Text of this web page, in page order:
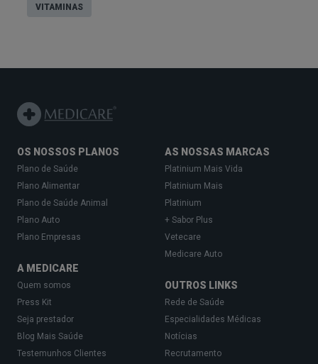
VITAMINAS
OS NOSSOS PLANOS
Plano de Saúde
Plano Alimentar
Plano de Saúde Animal
Plano Auto
Plano Empresas
A MEDICARE
Quem somos
Press Kit
Seja prestador
Blog Mais Saúde
Testemunhos Clientes
AS NOSSAS MARCAS
Platinium Mais Vida
Platinium Mais
Platinium
+ Sabor Plus
Vetecare
Medicare Auto
OUTROS LINKS
Rede de Saúde
Especialidades Médicas
Notícias
Recrutamento